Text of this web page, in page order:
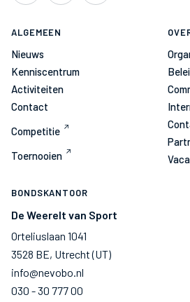
ALGEMEEN
Nieuws
Kenniscentrum
Activiteiten
Contact
Competitie
Toernooien
BONDSKANTOOR
De Weerelt van Sport
Orteliuslaan 1041
3528 BE, Utrecht (UT)
info@nevobo.nl
030 - 30 777 00